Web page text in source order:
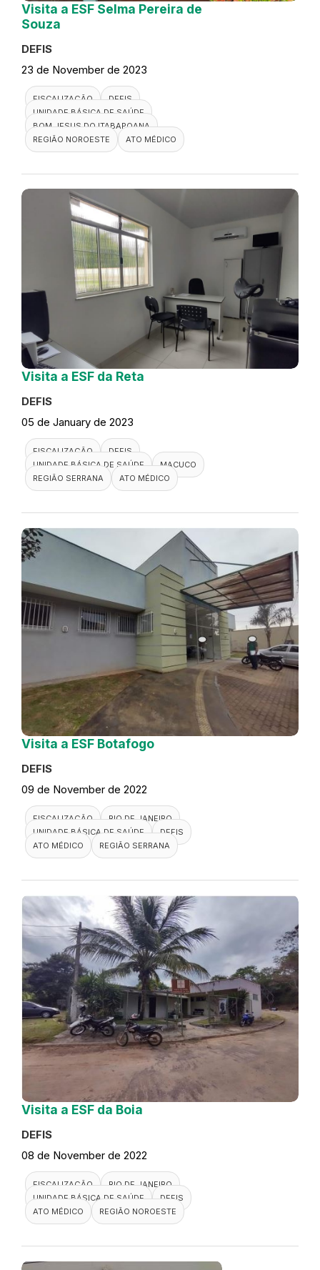
Visita a ESF Selma Pereira de
Souza
DEFIS
23 de November de 2023
FISCALIZAÇÃO
DEFIS
UNIDADE BÁSICA DE SAÚDE
BOM JESUS DO ITABAPOANA
REGIÃO NOROESTE
ATO MÉDICO
Visita a ESF da Reta
DEFIS
05 de January de 2023
FISCALIZAÇÃO
DEFIS
UNIDADE BÁSICA DE SAÚDE
MACUCO
REGIÃO SERRANA
ATO MÉDICO
Visita a ESF Botafogo
DEFIS
09 de November de 2022
FISCALIZAÇÃO
RIO DE JANEIRO
UNIDADE BÁSICA DE SAÚDE
DEFIS
ATO MÉDICO
REGIÃO SERRANA
Visita a ESF da Boia
DEFIS
08 de November de 2022
FISCALIZAÇÃO
RIO DE JANEIRO
UNIDADE BÁSICA DE SAÚDE
DEFIS
ATO MÉDICO
REGIÃO NOROESTE